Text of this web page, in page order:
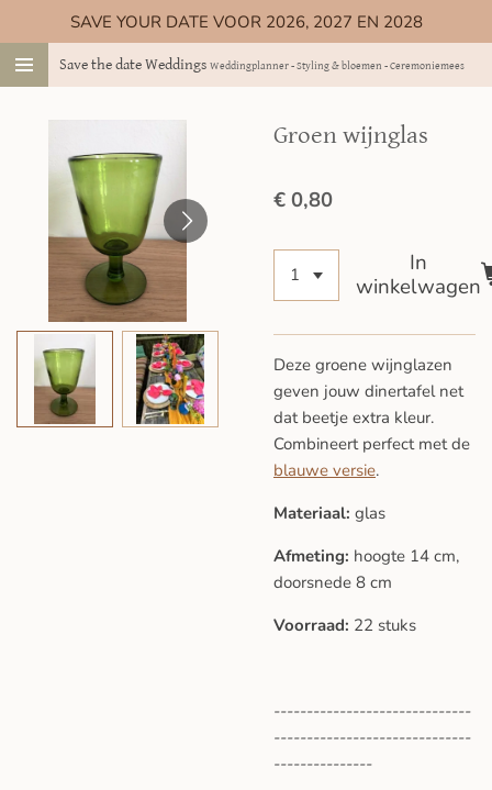
direct
naar
Save the date Weddings Weddingplanner - Styling & bloemen - Ceremoniemeester
SAVE YOUR DATE VOOR 2026, 2027 EN 2028
Groen wijnglas
€ 0,80
In
winkelwagen
Deze groene wijnglazen
geven jouw dinertafel net
dat beetje extra kleur.
Combineert perfect met de
blauwe versie.
Materiaal: glas
Afmeting: hoogte 14 cm,
doorsnede 8 cm
Voorraad: 22 stuks
------------------------------
------------------------------
---------------